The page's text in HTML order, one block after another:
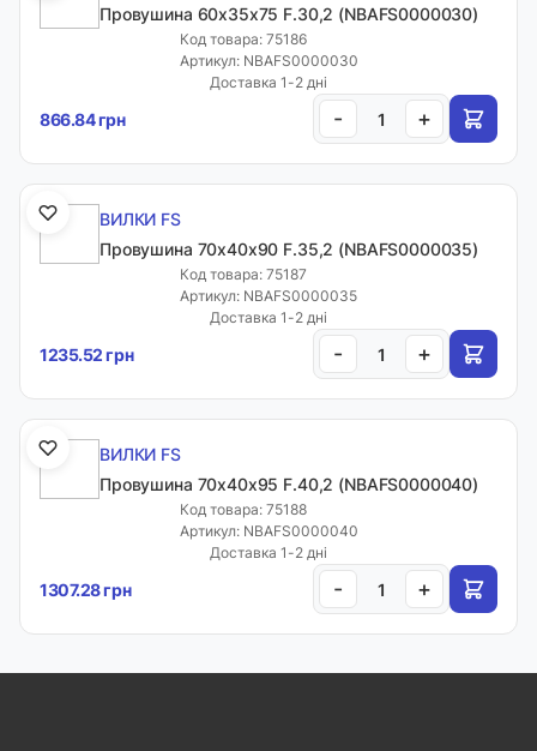
Провушина 60x35x75 F.30,2 (NBAFS0000030)
Код товара: 75186
Артикул: NBAFS0000030
Доставка 1-2 дні
866.84 грн - +
ВИЛКИ FS
Провушина 70x40x90 F.35,2 (NBAFS0000035)
Код товара: 75187
Артикул: NBAFS0000035
Доставка 1-2 дні
1235.52 грн - +
ВИЛКИ FS
Провушина 70x40x95 F.40,2 (NBAFS0000040)
Код товара: 75188
Артикул: NBAFS0000040
Доставка 1-2 дні
1307.28 грн - +